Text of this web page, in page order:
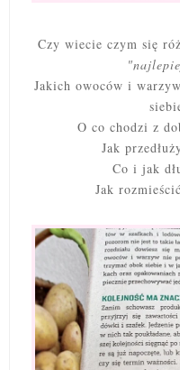
Czy wiecie czym się
Jakich owoców i
O co chodzi z
Jak
Co i jak
Jak